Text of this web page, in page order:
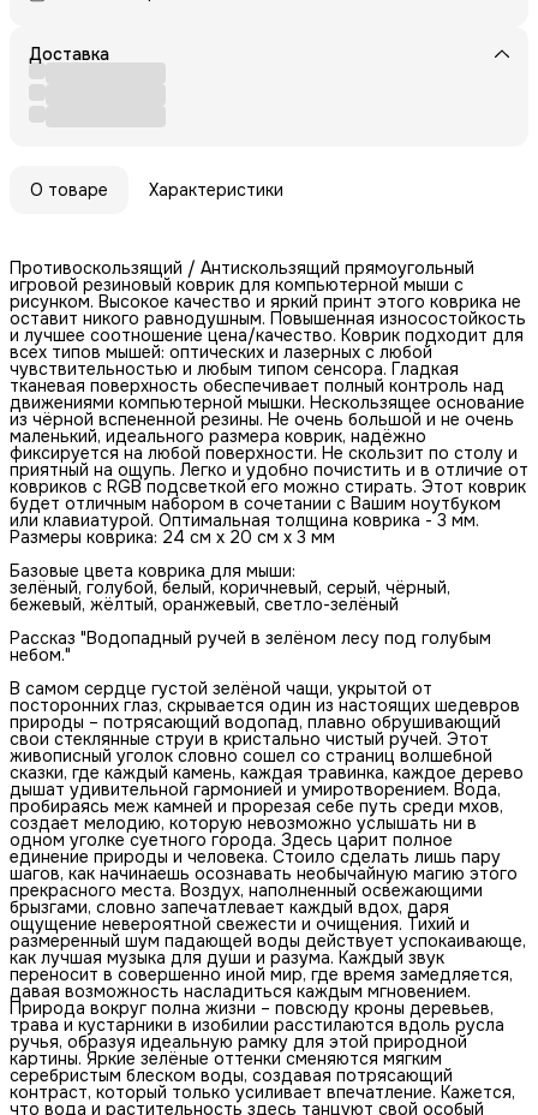
Доставка
О товаре Характеристики
Противоскользящий / Антискользящий прямоугольный
игровой резиновый коврик для компьютерной мыши с
рисунком. Высокое качество и яркий принт этого коврика не
оставит никого равнодушным. Повышенная износостойкость
и лучшее соотношение цена/качество. Коврик подходит для
всех типов мышей: оптических и лазерных с любой
чувствительностью и любым типом сенсора. Гладкая
тканевая поверхность обеспечивает полный контроль над
движениями компьютерной мышки. Нескользящее основание
из чёрной вспененной резины. Не очень большой и не очень
маленький, идеального размера коврик, надёжно
фиксируется на любой поверхности. Не скользит по столу и
приятный на ощупь. Легко и удобно почистить и в отличие от
ковриков с RGB подсветкой его можно стирать. Этот коврик
будет отличным набором в сочетании с Вашим ноутбуком
или клавиатурой. Оптимальная толщина коврика - 3 мм.
Размеры коврика: 24 см x 20 см x 3 мм
Базовые цвета коврика для мыши:
зелёный, голубой, белый, коричневый, серый, чёрный,
бежевый, жёлтый, оранжевый, светло-зелёный
Рассказ "Водопадный ручей в зелёном лесу под голубым
небом."
В самом сердце густой зелёной чащи, укрытой от
посторонних глаз, скрывается один из настоящих шедевров
природы – потрясающий водопад, плавно обрушивающий
свои стеклянные струи в кристально чистый ручей. Этот
живописный уголок словно сошел со страниц волшебной
сказки, где каждый камень, каждая травинка, каждое дерево
дышат удивительной гармонией и умиротворением. Вода,
пробираясь меж камней и прорезая себе путь среди мхов,
создает мелодию, которую невозможно услышать ни в
одном уголке суетного города. Здесь царит полное
единение природы и человека. Стоило сделать лишь пару
шагов, как начинаешь осознавать необычайную магию этого
прекрасного места. Воздух, наполненный освежающими
брызгами, словно запечатлевает каждый вдох, даря
ощущение невероятной свежести и очищения. Тихий и
размеренный шум падающей воды действует успокаивающе,
как лучшая музыка для души и разума. Каждый звук
переносит в совершенно иной мир, где время замедляется,
давая возможность насладиться каждым мгновением.
Природа вокруг полна жизни – повсюду кроны деревьев,
трава и кустарники в изобилии расстилаются вдоль русла
ручья, образуя идеальную рамку для этой природной
картины. Яркие зелёные оттенки сменяются мягким
серебристым блеском воды, создавая потрясающий
контраст, который только усиливает впечатление. Кажется,
что вода и растительность здесь танцуют свой особый